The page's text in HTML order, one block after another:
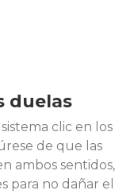
duelas
clic en los
de que las
ambos sentidos,
para no dañar el